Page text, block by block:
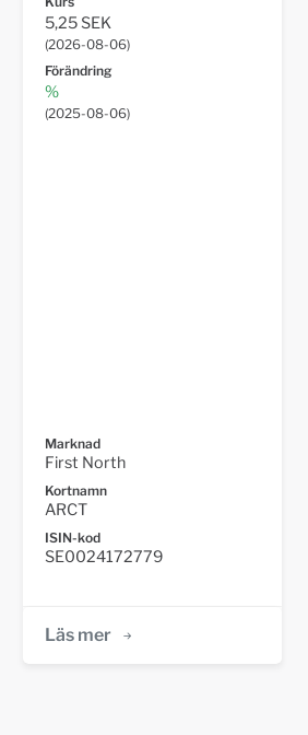
5,25 SEK
(2026-08-06)
Förändring
%
(2025-08-06)
Marknad
First North
Kortnamn
ARCT
ISIN-kod
SE0024172779
Läs mer